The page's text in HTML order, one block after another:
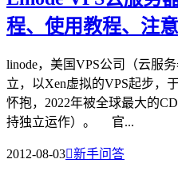
程、使用教程、注
linode，美国VPS公司（云服
立，以Xen虚拟的VPS起步，
怀抱，2022年被全球最大的
持独立运作）。 官...
2012-08-03新手问答